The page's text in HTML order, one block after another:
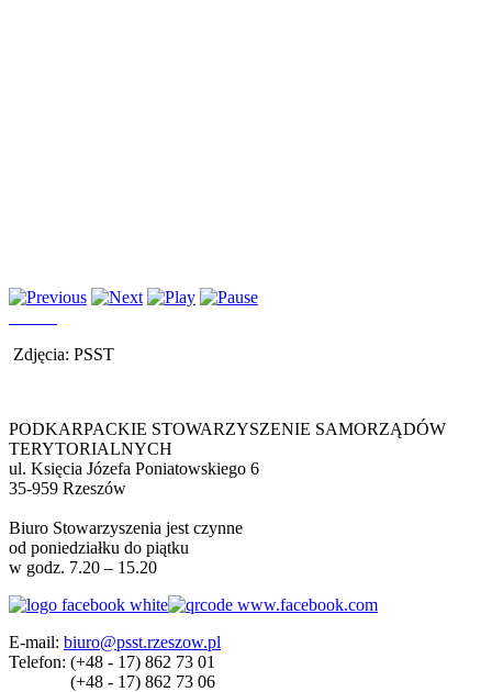
Zdjęcia: PSST
PODKARPACKIE STOWARZYSZENIE SAMORZĄDÓW
TERYTORIALNYCH
ul. Księcia Józefa Poniatowskiego 6
35-959 Rzeszów
Biuro Stowarzyszenia jest czynne
od poniedziałku do piątku
w godz. 7.20 – 15.20
E-mail: biuro@psst.rzeszow.pl
Telefon: (+48 - 17) 862 73 01
(+48 - 17) 862 73 06